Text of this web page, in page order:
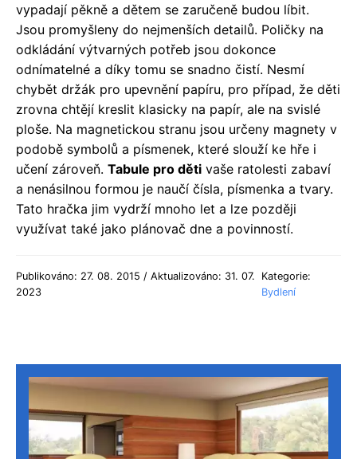
vypadají pěkně a dětem se zaručeně budou líbit.
Jsou promyšleny do nejmenších detailů. Poličky na
odkládání výtvarných potřeb jsou dokonce
odnímatelné a díky tomu se snadno čistí. Nesmí
chybět držák pro upevnění papíru, pro případ, že děti
zrovna chtějí kreslit klasicky na papír, ale na svislé
ploše. Na magnetickou stranu jsou určeny magnety v
podobě symbolů a písmenek, které slouží ke hře i
učení zároveň. Tabule pro děti vaše ratolesti zabaví
a nenásilnou formou je naučí čísla, písmenka a tvary.
Tato hračka jim vydrží mnoho let a lze později
využívat také jako plánovač dne a povinností.
Publikováno: 27. 08. 2015 / Aktualizováno: 31. 07.
2023
Kategorie:
Bydlení